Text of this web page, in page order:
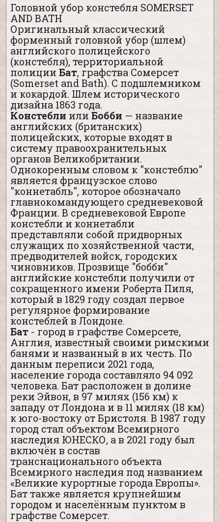
Головной убор констебля SOMERSET
AND BATH
Оригинальный классический
форменный головной убор (шлем)
английского полицейского
(констебля), территориальной
полиции Бат, графства Сомерсет
(Somerset and Bath). С подшлемником
и кокардой. Шлем исторического
дизайна 1863 года.
Констебли или Бобби — название
английских (британских)
полицейских, которые входят в
систему правоохранительных
органов Великобритании.
Однокоренным словом к "констеблю"
является французское слово
"коннетабль", которое обозначало
главнокомандующего средневековой
Франции. В средневековой Европе
констебли и коннетабли
представляли собой придворных
служащих по хозяйственной части,
предводителей войск, городских
чиновников. Прозвище "бобби"
английские констебли получили от
сокращенного имени Роберта Пиля,
который в 1829 году создал первое
регулярное формирование
констеблей в Лондоне.
Бат - город в графстве Сомерсете,
Англия, известный своими римскими
банями и названный в их честь. По
данным переписи 2021 года,
население города составляло 94 092
человека. Бат расположен в долине
реки Эйвон, в 97 милях (156 км) к
западу от Лондона и в 11 милях (18 км)
к юго-востоку от Бристоля. В 1987 году
город стал объектом Всемирного
наследия ЮНЕСКО, а в 2021 году был
включён в состав
транснационального объекта
Всемирного наследия под названием
«Великие курортные города Европы».
Бат также является крупнейшим
городом и населённым пунктом в
графстве Сомерсет.